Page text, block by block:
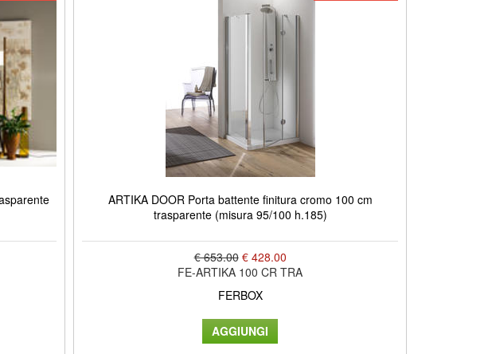
ARTIKA DOOR Porta battente finitura cromo 100 cm
trasparente (misura 95/100 h.185)
€ 653.00 € 428.00
FE-ARTIKA 100 CR TRA
FERBOX